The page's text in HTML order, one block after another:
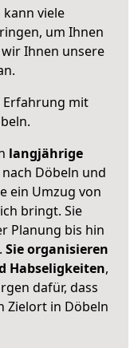
viele
um Ihnen
Ihnen unsere
Erfahrung mit
.
langjährige
Döbeln und
ein Umzug von
bringt. Sie
Planung bis hin
Sie organisieren
Habseligkeiten,
dafür, dass
Zielort in Döbeln